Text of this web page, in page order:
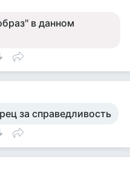
в данном
за справедливость